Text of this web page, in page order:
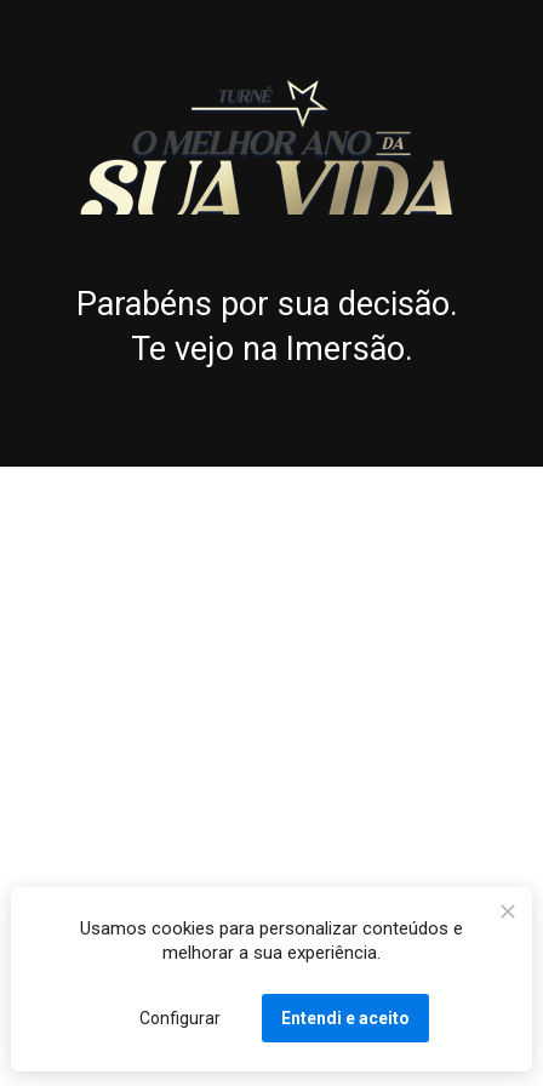
Parabéns por sua decisão.
Te vejo na Imersão.
Usamos cookies para personalizar conteúdos e
melhorar a sua experiência.
Configurar Entendi e aceito